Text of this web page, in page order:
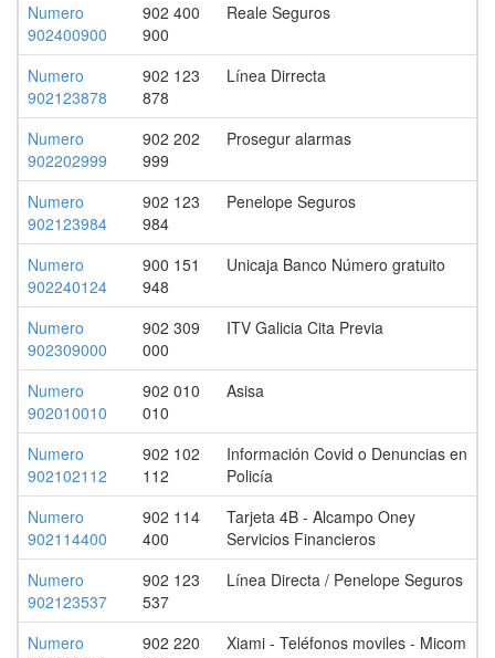
Numero
902400900
902 400
900
Reale Seguros
Numero
902123878
902 123
878
Línea Dirrecta
Numero
902202999
902 202
999
Prosegur alarmas
Numero
902123984
902 123
984
Penelope Seguros
Numero
902240124
900 151
948
Unicaja Banco Número gratuito
Numero
902309000
902 309
000
ITV Galicia Cita Previa
Numero
902010010
902 010
010
Asisa
Numero
902102112
902 102
112
Información Covid o Denuncias en
Policía
Numero
902114400
902 114
400
Tarjeta 4B - Alcampo Oney
Servicios Financieros
Numero
902123537
902 123
537
Línea Directa / Penelope Seguros
Numero
902 220
Xiami - Teléfonos moviles - Micom